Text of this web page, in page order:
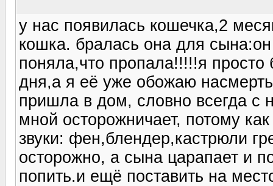
у нас появилась кошечка,2
кошка. бралась она для
поняла,что пропалa!!!!!я просто
дня,а я её уже обожаю
пришла в дом, словно всегда с
мной осторожничает, потому
звуки: фен,блендер,кастрюли
осторожно, а сына царапает и
попить.и ещё поставить на